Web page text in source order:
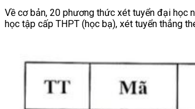
Về cơ bản, 20 phương thức xét tuyển đại học
học tập cấp THPT (học bạ), xét tuyển thẳng